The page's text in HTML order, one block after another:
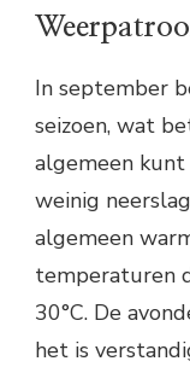
In september
seizoen, wat
algemeen kunt
weinig
algemeen
temperaturen
30°C. De
het is